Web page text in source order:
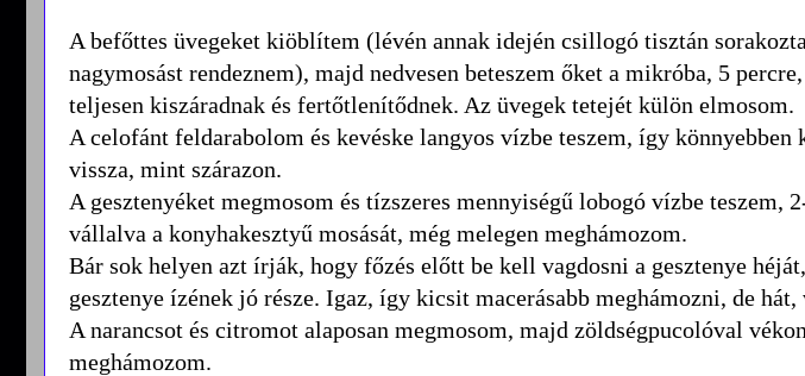
A befőttes üvegeket kiöblítem (lévén annak idején csillogó tisztán
nagymosást rendeznem), majd nedvesen beteszem őket a mikróba, 5
teljesen kiszáradnak és fertőtlenítődnek. Az üvegek tetejét külön elmosom.
A celofánt feldarabolom és kevéske langyos vízbe teszem, így könnyebben
vissza, mint szárazon.
A gesztenyéket megmosom és tízszeres mennyiségű lobogó vízbe teszem,
vállalva a konyhakesztyű mosását, még melegen meghámozom.
Bár sok helyen azt írják, hogy főzés előtt be kell vagdosni a gesztenye
gesztenye ízének jó része. Igaz, így kicsit macerásabb meghámozni, de
A narancsot és citromot alaposan megmosom, majd zöldségpucolóval
meghámozom.